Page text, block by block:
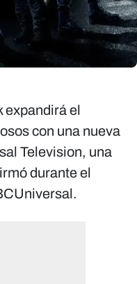
expandirá el
con una nueva
Television, una
durante el